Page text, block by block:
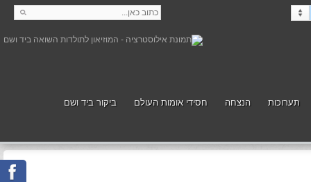
תערוכות הנצחה חסידי אומות העולם ביקור ביד ושם